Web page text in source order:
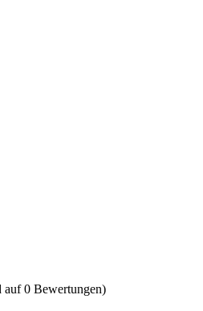
auf 0 Bewertungen)